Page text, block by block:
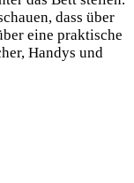
dass über
eine praktische
Handys und